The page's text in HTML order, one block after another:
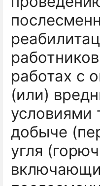
работах с
(или)
условиями
добыче
угля